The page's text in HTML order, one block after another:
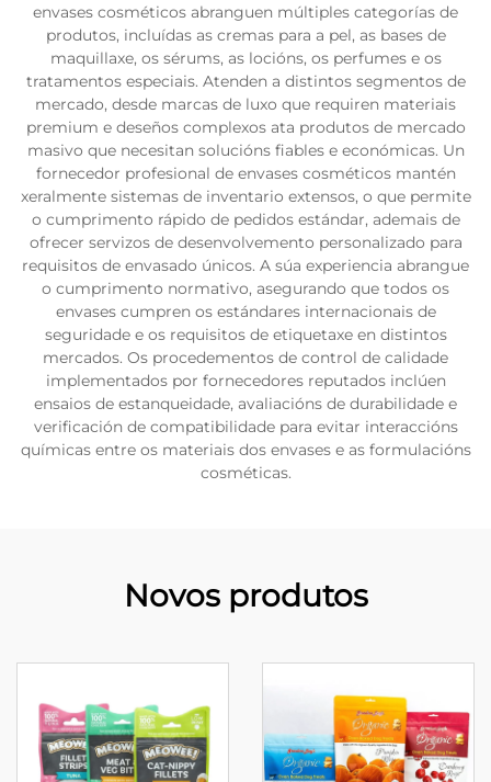
envases cosméticos abranguen múltiples categorías de
produtos, incluídas as cremas para a pel, as bases de
maquillaxe, os sérums, as locións, os perfumes e os
tratamentos especiais. Atenden a distintos segmentos de
mercado, desde marcas de luxo que requiren materiais
premium e deseños complexos ata produtos de mercado
masivo que necesitan solucións fiables e económicas. Un
fornecedor profesional de envases cosméticos mantén
xeralmente sistemas de inventario extensos, o que permite
o cumprimento rápido de pedidos estándar, ademais de
ofrecer servizos de desenvolvemento personalizado para
requisitos de envasado únicos. A súa experiencia abrangue
o cumprimento normativo, asegurando que todos os
envases cumpren os estándares internacionais de
seguridade e os requisitos de etiquetaxe en distintos
mercados. Os procedementos de control de calidade
implementados por fornecedores reputados inclúen
ensaios de estanqueidade, avaliacións de durabilidade e
verificación de compatibilidade para evitar interaccións
químicas entre os materiais dos envases e as formulacións
cosméticas.
Novos produtos